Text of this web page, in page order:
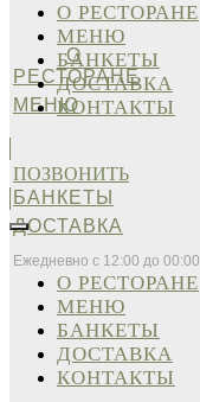
О
РЕСТОРАНЕ
МЕНЮ
БАНКЕТЫ
ДОСТАВКА
Ежедневно с 12:00 до 00:00
О РЕСТОРАНЕ
МЕНЮ
БАНКЕТЫ
ДОСТАВКА
КОНТАКТЫ
ПОЗВОНИТЬ
О РЕСТОРАНЕ
МЕНЮ
БАНКЕТЫ
ДОСТАВКА
КОНТАКТЫ